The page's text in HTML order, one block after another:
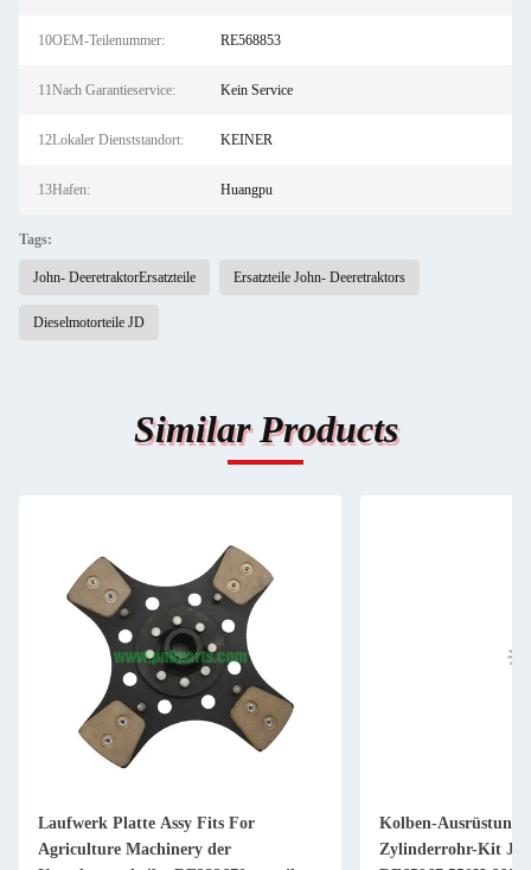
10OEM-Teilenummer: RE568853
11Nach Garantieservice: Kein Service
12Lokaler Dienststandort: KEINER
13Hafen: Huangpu
Tags:
John- DeeretraktorErsatzteile Ersatzteile John- Deeretraktors
Dieselmotorteile JD
Similar Products
Laufwerk Platte Assy Fits For
Agriculture Machinery der
Kolben-Ausrüstung
Zylinderrohr-Kit JDs